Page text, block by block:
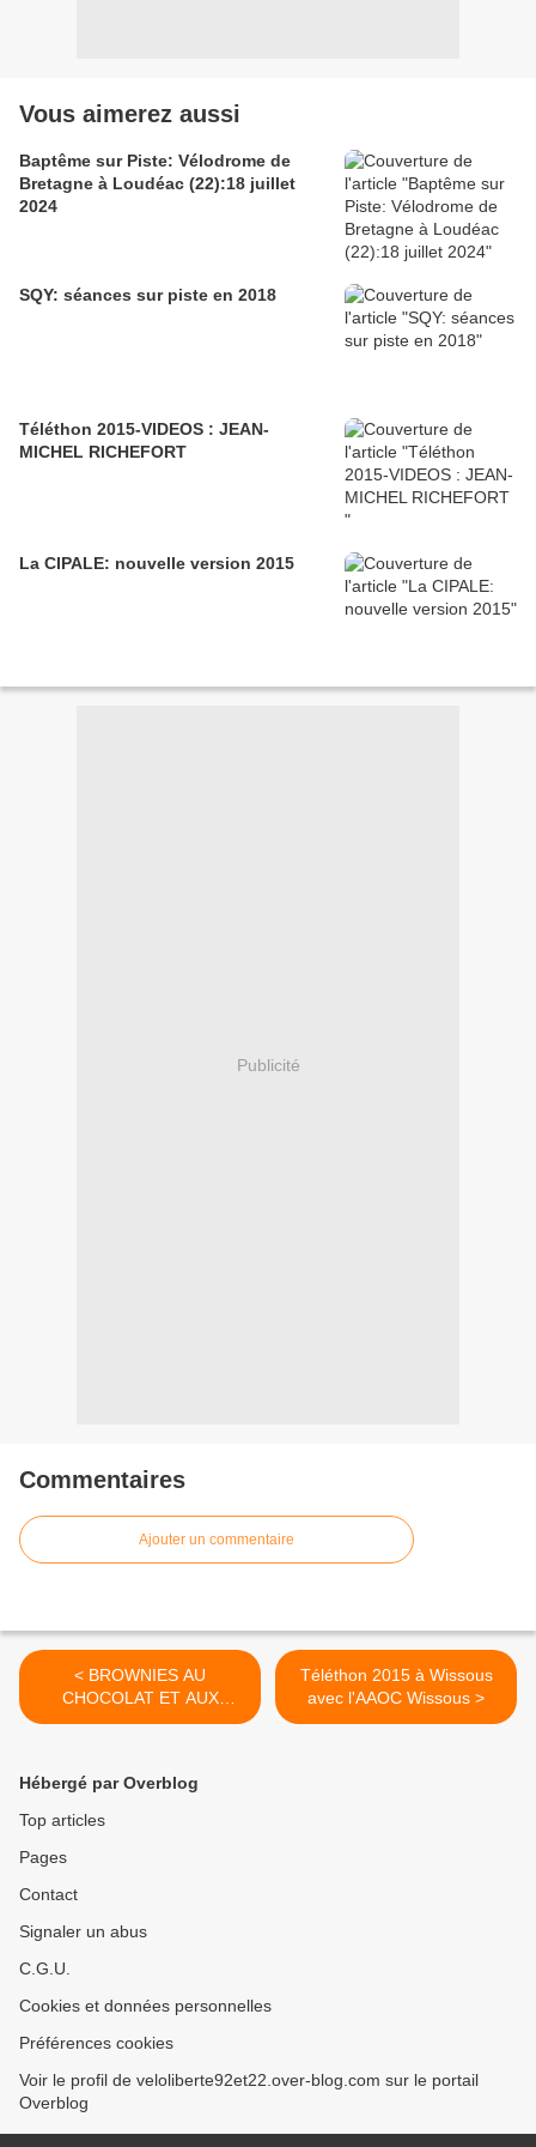
Vous aimerez aussi
Baptême sur Piste: Vélodrome de
Bretagne à Loudéac (22):18 juillet
2024
SQY: séances sur piste en 2018
Téléthon 2015-VIDEOS : JEAN-
MICHEL RICHEFORT
La CIPALE: nouvelle version 2015
Publicité
Commentaires
Ajouter un commentaire
< BROWNIES AU
CHOCOLAT ET AUX
FRAMBOISES
Téléthon 2015 à Wissous
avec l'AAOC Wissous >
Hébergé par Overblog
Top articles
Pages
Contact
Signaler un abus
C.G.U.
Cookies et données personnelles
Préférences cookies
Voir le profil de veloliberte92et22.over-blog.com sur le portail
Overblog